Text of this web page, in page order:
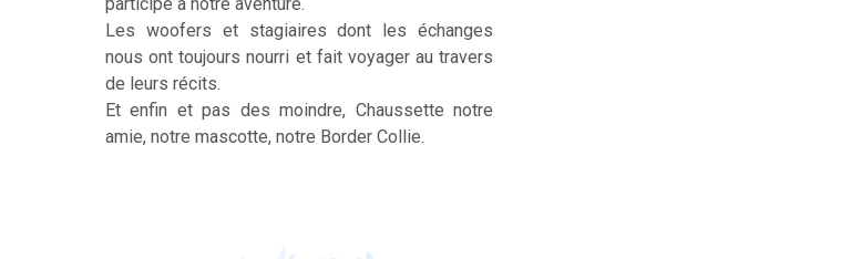
Les woofers et stagiaires dont les échanges
nous ont toujours nourri et fait voyager au travers
de leurs récits.
Et enfin et pas des moindre, Chaussette notre
amie, notre mascotte, notre Border Collie.